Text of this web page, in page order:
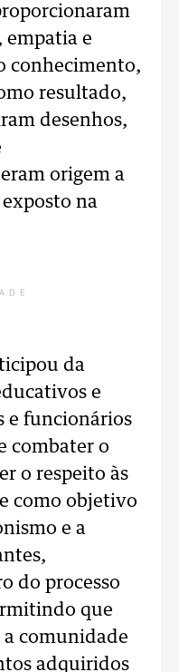
empatia e
conhecimento,
resultado,
desenhos,
origem a
na
da
e
e funcionários
combater o
o respeito às
como objetivo
e a
do processo
que
comunidade
adquiridos